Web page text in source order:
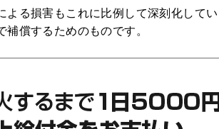
よる損害もこれに比例して深刻化して
償するためのものです。